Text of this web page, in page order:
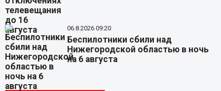
06.8.2026 09:20
Беспилотники сбили над
Нижегородской областью в ночь
на 6 августа